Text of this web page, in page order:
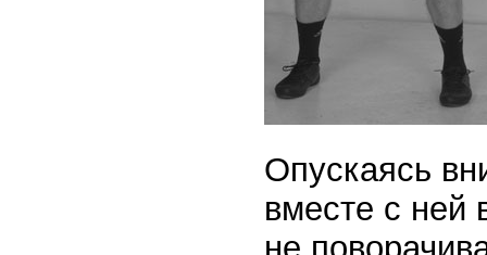
Опускаясь
вместе с ней